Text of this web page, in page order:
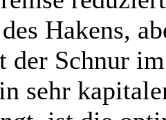
Hakens,
der Schnur
sehr